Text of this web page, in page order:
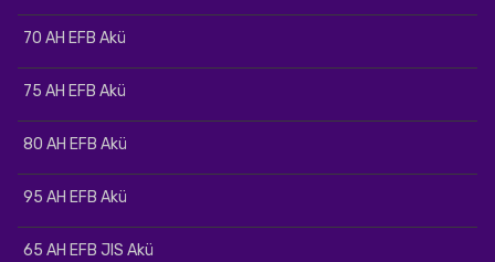
70 AH EFB Akü
75 AH EFB Akü
80 AH EFB Akü
95 AH EFB Akü
65 AH EFB JIS Akü